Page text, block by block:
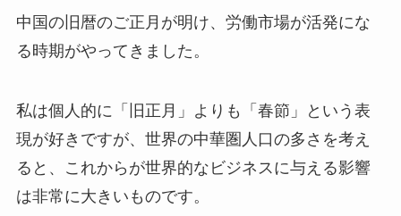
中国の旧暦のご正月が明け、労働市場が活発にな
る時期がやってきました。
私は個人的に「旧正月」よりも「春節」という表
現が好きですが、世界の中華圏人口の多さを考え
ると、これからが世界的なビジネスに与える影響
は非常に大きいものです。